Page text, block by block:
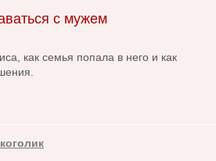
с мужем
как семья попала в него и как